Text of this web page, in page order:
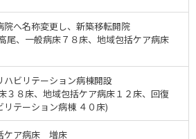
院へ名称変更し、新築移転開院
尾、一般病床７８床、地域包括ケア病床
ハビリテーション病棟開設
３８床、地域包括ケア病床１２床、回復
リテーション病棟 ４０床)
ケア病床 増床